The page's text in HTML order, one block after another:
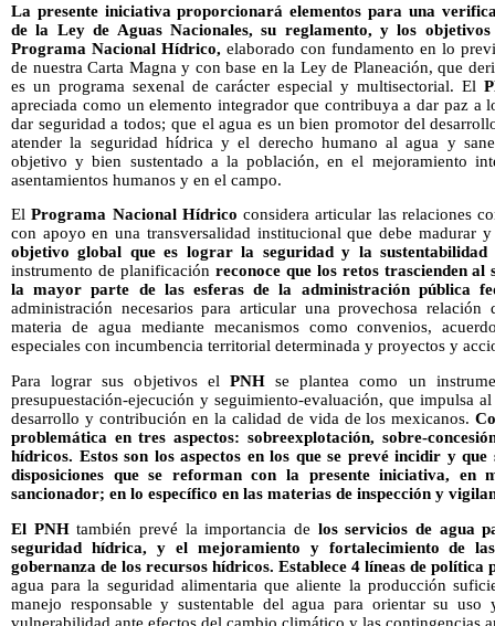
La presente iniciativa proporcionará elementos para una
de la Ley de Aguas Nacionales, su reglamento, y los
Programa Nacional Hídrico, elaborado con fundamento en lo
de nuestra Carta Magna y con base en la Ley de Planeación, que
es un programa sexenal de carácter especial y multisectorial. El
apreciada como un elemento integrador que contribuya a dar paz a
dar seguridad a todos; que el agua es un bien promotor del
atender la seguridad hídrica y el derecho humano al agua y
objetivo y bien sustentado a la población, en el mejoramiento
asentamientos humanos y en el campo.
ElPrograma Nacional Hídrico considera articular las relaciones
con apoyo en una transversalidad institucional que debe madurar
objetivo global que es lograr la seguridad y la
instrumento de planificación reconoce que los retos trascienden
la mayor parte de las esferas de la administración pública
administración necesarios para articular una provechosa
materia de agua mediante mecanismos como convenios,
especiales con incumbencia territorial determinada y proyectos y
Para lograr sus objetivos el PNHse plantea como un
presupuestación-ejecución y seguimiento-evaluación, que impulsa
desarrollo y contribución en la calidad de vida de los mexicanos.
problemática en tres aspectos: sobreexplotación, sobre-
hídricos. Estos son los aspectos en los que se prevé incidir y
disposiciones que se reforman con la presente iniciativa, en
sancionador; en lo específico en las materias de inspección y
El PNHtambién prevé la importancia de los servicios de agua
seguridad hídrica, y el mejoramiento y fortalecimiento de
gobernanza de los recursos hídricos. Establece 4 líneas de política
agua para la seguridad alimentaria que aliente la producción
manejo responsable y sustentable del agua para orientar su
vulnerabilidad ante efectos del cambio climático y las contingencias